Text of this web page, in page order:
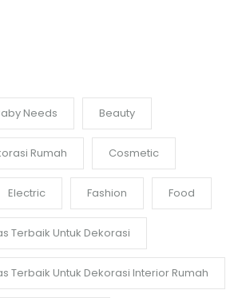
Needs Beauty
Rumah Cosmetic
Electric Fashion Food
Terbaik Untuk Dekorasi
Terbaik Untuk Dekorasi Interior Rumah